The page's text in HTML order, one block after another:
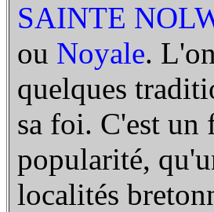
SAINTE
ou Noyale.
quelques
sa foi. C'est un
popularité,
localités